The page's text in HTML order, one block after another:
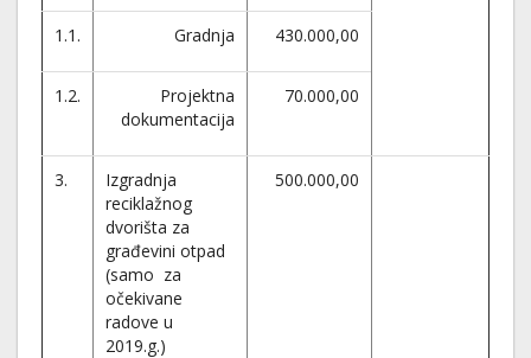
1.1. Gradnja 430.000,00
1.2.
Projektna
dokumentacija
70.000,00
3.
Izgradnja
reciklažnog
dvorišta za
građevini otpad
(samo za
očekivane
radove u
2019.g.)
500.000,00